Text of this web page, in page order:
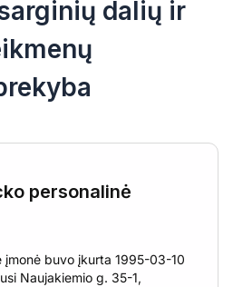
dalių ir
personalinė
įmonė buvo įkurta 1995-03-10
Naujakiemio g. 35-1,